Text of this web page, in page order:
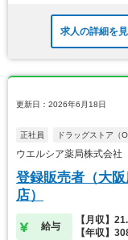
求人の詳細を
更新日：2026年6月18日
正社員 ドラッグストア（
ウエルシア薬局株式会
登録販売者（大
店）
給与
【月収】
【年収】